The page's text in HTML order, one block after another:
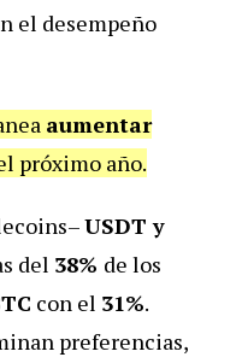
el desempeño
aumentar
próximo año.
USDT y
del 38% de los
con el 31%.
preferencias,